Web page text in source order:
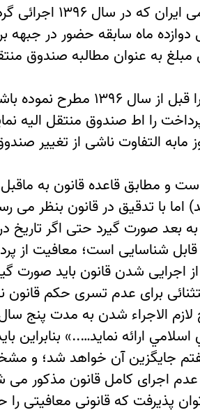
دوازده ماه سابقه حضور در جبهه
به عنوان مطالبه صندوق
سوال اینست که چنانچه بیمه گذار
را اط صندوق منتقل الیه
۹۶ صورت گرفته است ولی هنوز مابه
و مطابق قاعده قانون به
با تدقیق در قانون بنظر
قانون فوق اهمیت دارد پرداخت هایی است که می بایست از
قابل شناسایی است؛ معافیت از
شدن قانون باید صورت
لازم الاجراء شدن به مدت
جایگزین آن خواهد شد؛ و